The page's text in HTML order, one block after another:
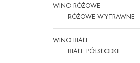
WINO RÓŻOWE
RÓŻOWE WYTRAWNE
WINO BIAŁE
BIAŁE PÓŁSŁODKIE